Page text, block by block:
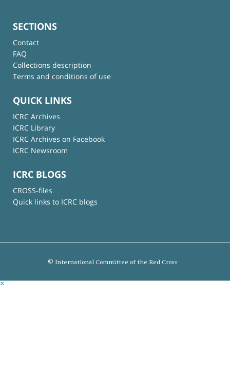
SECTIONS
Contact
FAQ
Collections description
Terms and conditions of use
QUICK LINKS
ICRC Archives
ICRC Library
ICRC Archives on Facebook
ICRC Newsroom
ICRC BLOGS
CROSS-files
Quick links to ICRC blogs
© International Committee of the Red Cross
×